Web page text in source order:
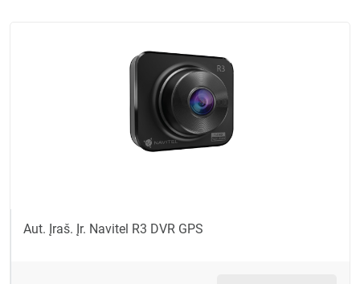
Aut. Įraš. Įr. Navitel R3 DVR GPS